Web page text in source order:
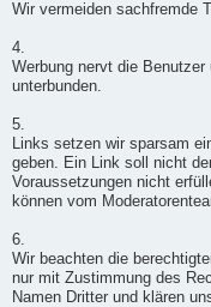
Wir vermeiden sachfremde
4.
Werbung nervt die
unterbunden.
5.
Links setzen wir sparsam
geben. Ein Link soll nicht
Voraussetzungen nicht
können vom
6.
Wir beachten die
nur mit Zustimmung des
Namen Dritter und klären